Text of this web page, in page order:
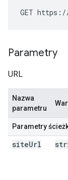
GET
Parametry
URL
Nazwa
parametru
Parametry
siteUrl